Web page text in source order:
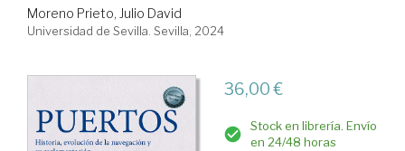
Moreno Prieto, Julio David
Universidad de Sevilla. Sevilla, 2024
36,00 €
Stock en librería. Envío
en 24/48 horas